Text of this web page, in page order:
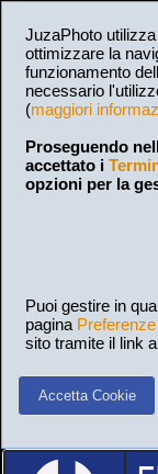
JuzaPhoto
ottimizzare la
funzionamento
necessario
(maggiori
Proseguendo
accettato i
opzioni per la
Puoi gestire in
pagina
sito tramite il link
Accetta Cookie